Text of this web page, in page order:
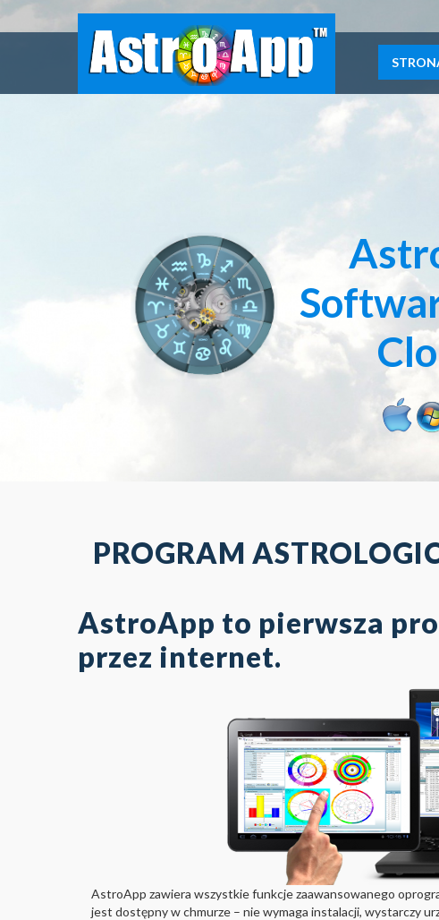
PROGRAM
AstroApp to pierwsza
przez internet.
AstroApp zawiera wszystkie funkcje zaawansowanego
jest dostępny w chmurze – nie wymaga instalacji, wystarczy